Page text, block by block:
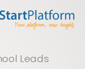
Leads